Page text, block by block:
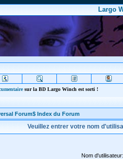
Largo
sur la BD Largo Winch est sorti !
Forum$ Index du Forum
Veuillez entrer votre nom
Nom d'utilisateur: